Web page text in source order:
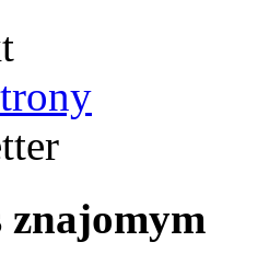
znajomym